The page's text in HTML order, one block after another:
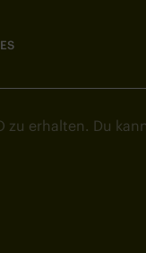
zu erhalten. Du